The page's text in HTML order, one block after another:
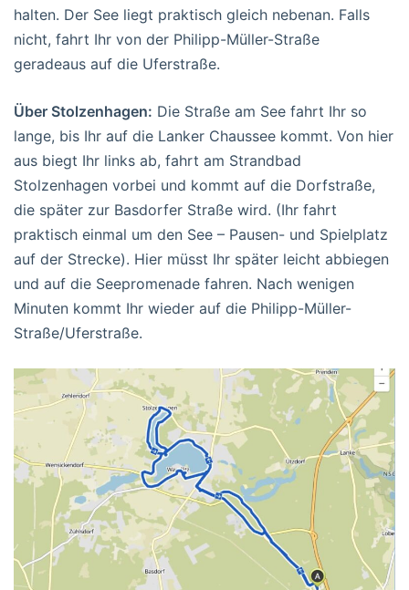
halten. Der See liegt praktisch gleich nebenan. Falls
nicht, fahrt Ihr von der Philipp-Müller-Straße
geradeaus auf die Uferstraße.
Über Stolzenhagen: Die Straße am See fahrt Ihr so
lange, bis Ihr auf die Lanker Chaussee kommt. Von hier
aus biegt Ihr links ab, fahrt am Strandbad
Stolzenhagen vorbei und kommt auf die Dorfstraße,
die später zur Basdorfer Straße wird. (Ihr fahrt
praktisch einmal um den See – Pausen- und Spielplatz
auf der Strecke). Hier müsst Ihr später leicht abbiegen
und auf die Seepromenade fahren. Nach wenigen
Minuten kommt Ihr wieder auf die Philipp-Müller-
Straße/Uferstraße.